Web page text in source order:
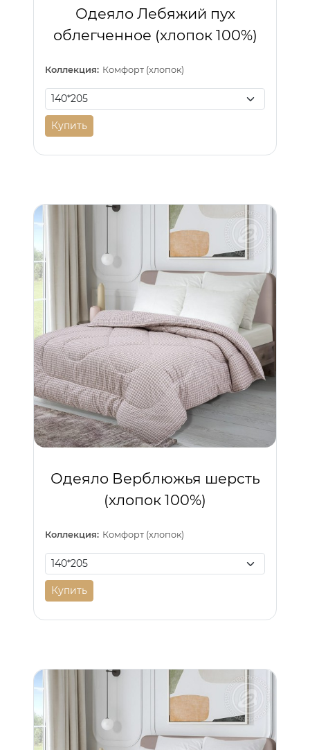
Одеяло Лебяжий пух
облегченное (хлопок 100%)
Коллекция: Комфорт (хлопок)
Купить
Одеяло Верблюжья шерсть
(хлопок 100%)
Коллекция: Комфорт (хлопок)
Купить